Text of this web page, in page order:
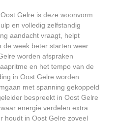
Gelre is deze woonvorm
en volledig zelfstandig
aandacht vraagt, helpt
de week beter starten weer
worden afspraken
en het tempo van de
in Oost Gelre worden
met spanning gekoppeld
bespreekt in Oost Gelre
energie verdelen extra
houdt in Oost Gelre zoveel